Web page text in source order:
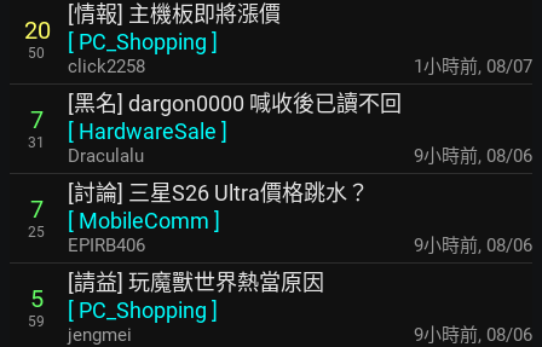
20
50
[情報] 主機板即將漲價
[ PC_Shopping ]
click2258 1小時前, 08/07
7
31
[黑名] dargon0000 喊收後已讀不回
[ HardwareSale ]
Draculalu 9小時前, 08/06
7
25
[討論] 三星S26 Ultra價格跳水？
[ MobileComm ]
EPIRB406 9小時前, 08/06
5
59
[請益] 玩魔獸世界熱當原因
[ PC_Shopping ]
jengmei 9小時前, 08/06